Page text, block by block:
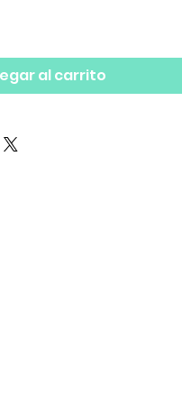
al carrito